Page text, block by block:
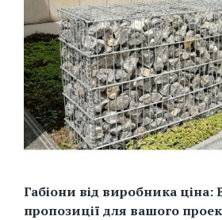
Габіони від виробника ціна:
пропозиції для вашого